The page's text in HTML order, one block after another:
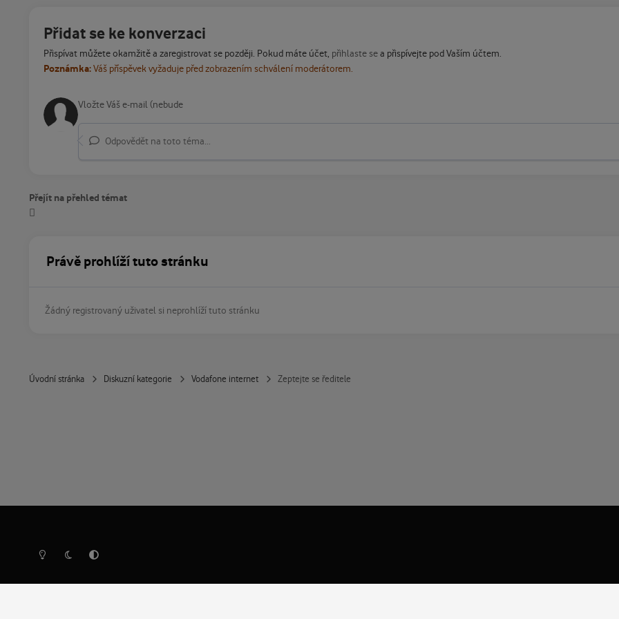
Přidat se ke konverzaci
Přispívat můžete okamžitě a zaregistrovat se později. Pokud máte účet, přihlaste sea přispívejte pod Vaším účtem.
Poznámka:Váš příspěvek vyžaduje před zobrazením schválení moderátorem.
Odpovědět na toto téma...
Přejít na přehled témat
Právě prohlíží tuto stránku
Žádný registrovaný uživatel si neprohlíží tuto stránku
Úvodní stránka Diskuzní kategorie Vodafone internet Zeptejte se ředitele
Světlý režimTmavý režimPředvolba systému